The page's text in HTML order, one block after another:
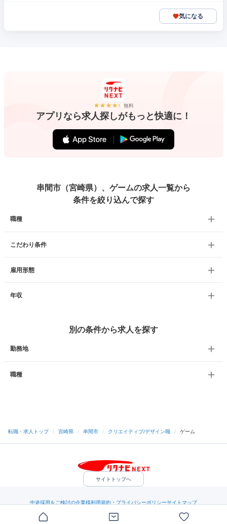
気になる
無料
アプリなら求人探しがもっと快適に！
串間市（宮崎県）、ゲームの求人一覧から
条件を絞り込んで探す
職種
こだわり条件
雇用形態
年収
別の条件から求人を探す
勤務地
職種
転職・求人トップ / 宮崎県 / 串間市 / クリエイティブ/デザイン職 / ゲーム
サイトトップへ
中途採用をご検討の企業様利用規約・プライバシーポリシーサイトマップ
（C）Indeed Inc.